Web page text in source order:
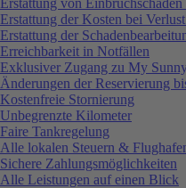
Erstattung der Kosten bei
Erstattung der
Erreichbarkeit in Notfällen
Exklusiver Zugang zu My
Änderungen der Reservierung
Kostenfreie Stornierung
Unbegrenzte Kilometer
Faire Tankregelung
Alle lokalen Steuern &
Sichere Zahlungsmöglichkeiten
Alle Leistungen auf einen Blick